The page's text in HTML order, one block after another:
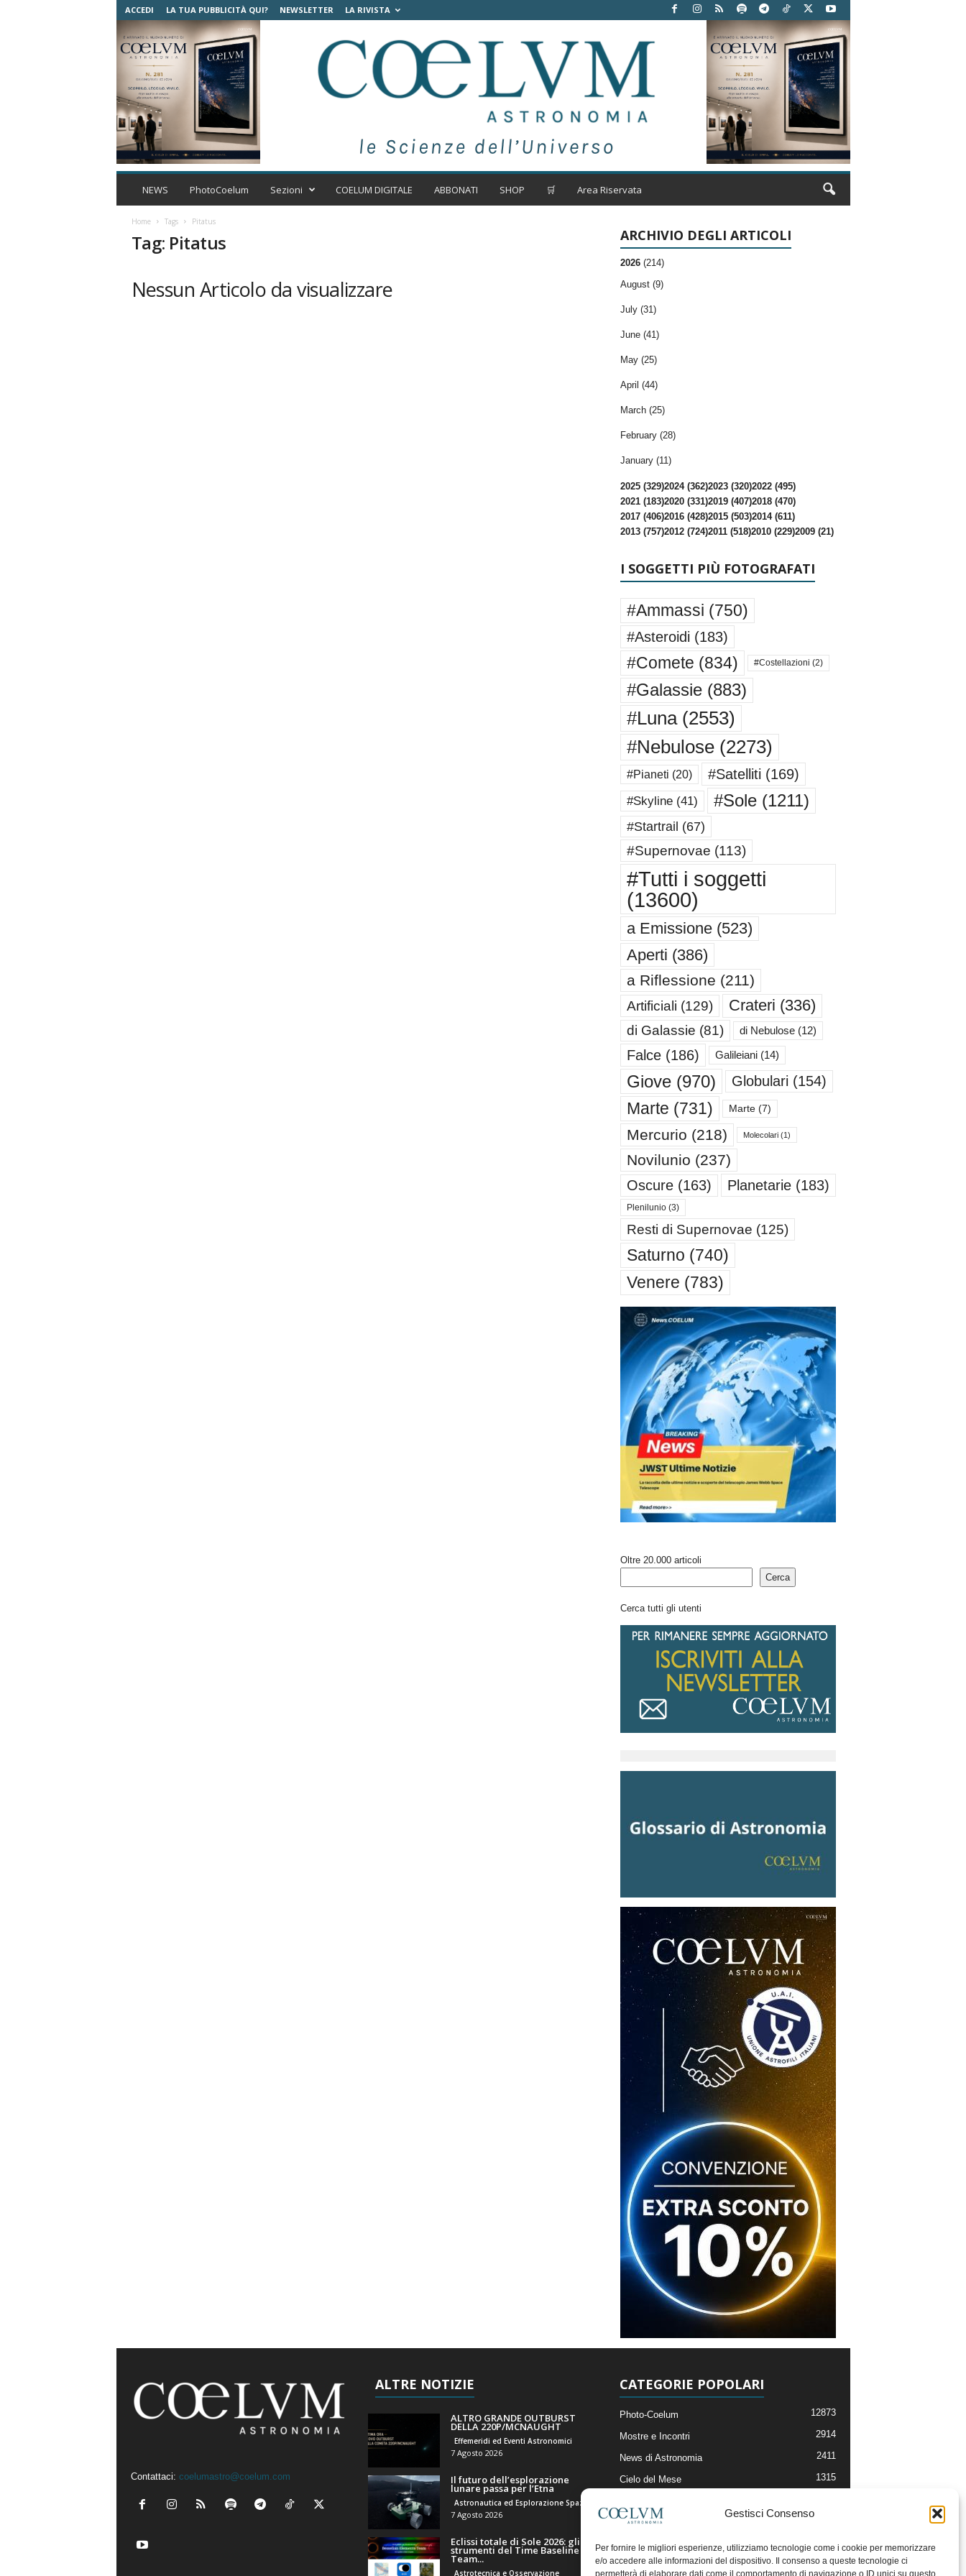
Gestisci Consenso
Per fornire le migliori esperienze, utilizziamo tecnologie come i cookie per memorizzare
e/o accedere alle informazioni del dispositivo. Il consenso a queste tecnologie ci
permetterà di elaborare dati come il comportamento di navigazione o ID unici su questo
ACCEDI LA TUA PUBBLICITÀ QUI? NEWSLETTER LA RIVISTA
C
t
NEWS PhotoCoelum Sezioni COELUM DIGITALE ABBONATI SHOP 🛒 Area Riservata
Home Tags Pitatus
Tag: Pitatus
Nessun Articolo da visualizzare
ARCHIVIO DEGLI ARTICOLI
2026 (214)
August (9)
July (31)
June (41)
May (25)
April (44)
March (25)
February (28)
January (11)
2025 (329)2024 (362)2023 (320)2022 (495)
2021 (183)2020 (331)2019 (407)2018 (470)
2017 (406)2016 (428)2015 (503)2014 (611)
2013 (757)2012 (724)2011 (518)2010 (229)2009 (21)
I SOGGETTI PIÙ FOTOGRAFATI
#Ammassi (750)
#Asteroidi (183)
#Comete (834) #Costellazioni (2)
#Galassie(883)
#Luna(2553)
#Nebulose(2273)
#Pianeti (20) #Satelliti (169)
#Skyline(41) #Sole(1211)
#Startrail (67)
#Supernovae (113)
#Tutti i soggetti
(13600)
a Emissione(523)
Aperti (386)
a Riflessione (211)
Artificiali (129) Crateri (336)
di Galassie (81) di Nebulose(12)
Falce(186) Galileiani(14)
Giove(970) Globulari (154)
Marte (731) Marte(7)
Mercurio (218) Molecolari(1)
Novilunio (237)
Oscure(163) Planetarie(183)
Plenilunio(3)
Resti di Supernovae (125)
Saturno (740)
Venere (783)
Oltre 20.000 articoli
Cerca
Cerca tutti gli utenti
Contattaci: coelumastro@coelum.com
ALTRE NOTIZIE
ALTRO GRANDE OUTBURST
DELLA 220P/MCNAUGHT
Effemeridi ed Eventi Astronomici
7 Agosto 2026
Il futuro dell’esplorazione
lunare passa per l’Etna
7 Agosto 2026
Eclissi totale di Sole 2026: gli
strumenti del Time Baseline
Team...
Astrotecnica e Osservazione
CATEGORIE POPOLARI
Photo-Coelum 12873
Mostre e Incontri 2914
News di Astronomia 2411
Cielo del Mese 1315
Articoli e Risorse On-Line
Il Blog della Redazione